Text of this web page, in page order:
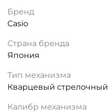
Бренд
Casio
Страна бренда
Япония
Тип механизма
Кварцевый стрелочный
Калибр механизма